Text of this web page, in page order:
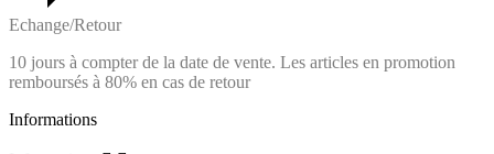
Echange/Retour
10 jours à compter de la date de vente. Les articles en promotion
remboursés à 80% en cas de retour
Informations